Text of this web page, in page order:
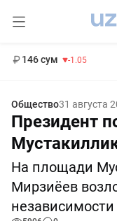
146 сум -1.05
Общество31 августа
Президент
На площади
Мирзиёев